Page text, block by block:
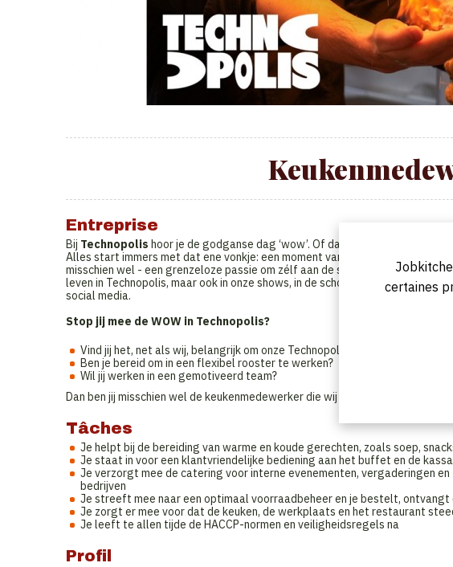
Entreprise
Bij Technopolis hoor je de godganse dag ‘wow’. Of dat zou toch moeten,
Alles start immers met dat ene vonkje: een moment van pure verwondering
misschien wel - een grenzeloze passie om zélf aan de slag te gaan met
leven in Technopolis, maar ook in onze shows, in de scholen waar we naartoe
social media.
Stop jij mee de WOW in Technopolis?
Vind jij het, net als wij, belangrijk om onze Technopolis-bezoekers een
Ben je bereid om in een flexibel rooster te werken?
Wil jij werken in een gemotiveerd team?
Dan ben jij misschien wel de keukenmedewerker die wij zoeken!
Tâches
Je helpt bij de bereiding van warme en koude gerechten, zoals soep,
Je staat in voor een klantvriendelijke bediening aan het buffet en de kassa
Je verzorgt mee de catering voor interne evenementen, vergaderingen
bedrijven
Je streeft mee naar een optimaal voorraadbeheer en je bestelt,
Je zorgt er mee voor dat de keuken, de werkplaats en het restaurant
Je leeft te allen tijde de HACCP-normen en veiligheidsregels na
Profil
certaines